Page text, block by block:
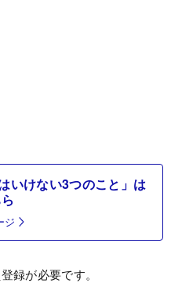
いけない3つのこと」は
ジ
録が必要です。